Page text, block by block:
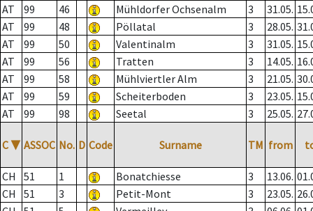
AT
99 46 Mühldorfer Ochsenalm 3 31.05.
AT
99 48 Pöllatal 3 28.05.
AT
99 50 Valentinalm 3 31.05.
AT
99 56 Tratten 3 14.05.
AT
99 58 Mühlviertler Alm 3 21.05.
AT
99 59 Scheiterboden 3 23.05.
AT
99 98 Seetal 3 25.05.
C ▼ ASSOC No. D Code Surname TM from
CH 51 1 Bonatchiesse 3 13.06.
CH
51 3 Petit-Mont 3 23.05.